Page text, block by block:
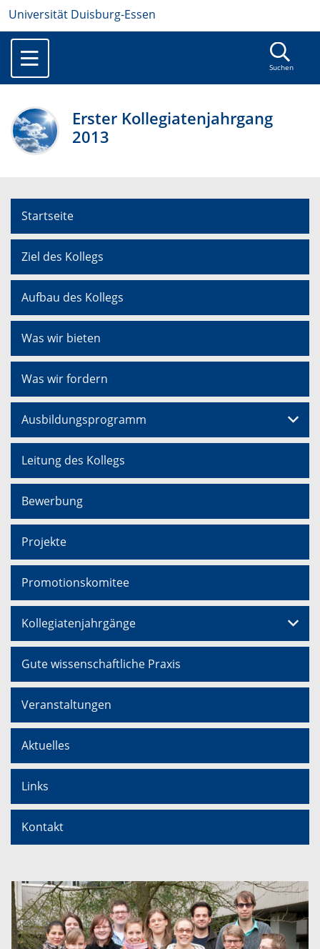
Universität Duisburg-Essen
Suchen
Erster Kollegiatenjahrgang
2013
Startseite
Ziel des Kollegs
Aufbau des Kollegs
Was wir bieten
Was wir fordern
Ausbildungsprogramm
Leitung des Kollegs
Bewerbung
Projekte
Promotionskomitee
Kollegiatenjahrgänge
Gute wissenschaftliche Praxis
Veranstaltungen
Aktuelles
Links
Kontakt